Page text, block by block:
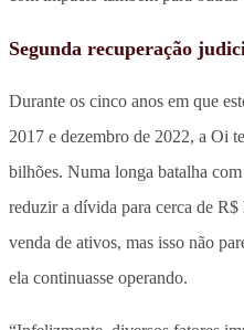
Segunda recuperação
Durante os cinco anos em que
2017 e dezembro de 2022, a Oi
bilhões. Numa longa batalha
reduzir a dívida para cerca de
venda de ativos, mas isso não
ela continuasse operando.